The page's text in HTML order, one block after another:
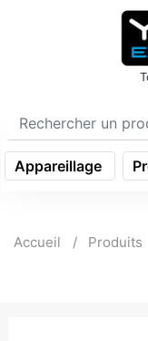
icon menu
Appareillage
Accueil Produits